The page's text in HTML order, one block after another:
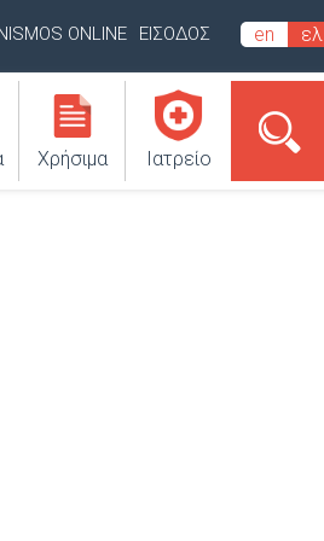
ΕΙΣΟΔΟΣ en ελ
ONLINE
Χρήσιμα Ιατρείο